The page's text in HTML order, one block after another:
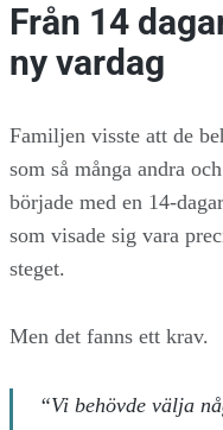
Från 14
ny vardag
Familjen visste att de
som så många andra
började med en 14-
som visade sig vara
steget.
Men det fanns ett krav.
“Vi behövde välja